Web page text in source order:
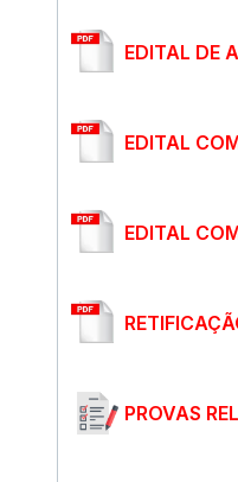
EDITAL DE
EDITAL
EDITAL
PROVAS